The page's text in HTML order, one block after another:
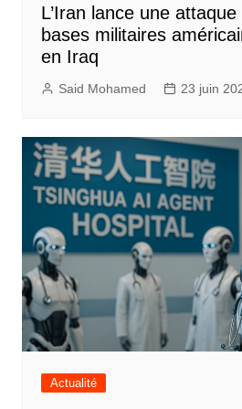
L’Iran lance une
bases militaires
en Iraq
Said Mohamed 23 juin
Actualité